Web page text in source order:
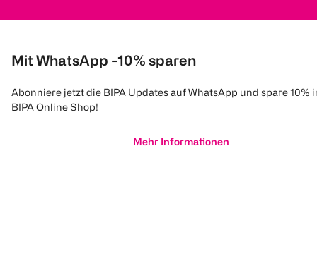
Mit WhatsApp -10% sparen
Abonniere jetzt die BIPA Updates auf WhatsApp und spare 10%
BIPA Online Shop!
Mehr Informationen